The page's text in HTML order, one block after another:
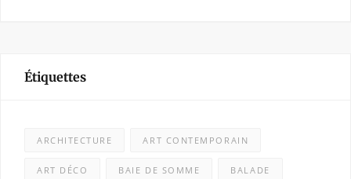
Étiquettes
ARCHITECTURE ART CONTEMPORAIN
ART DÉCO BAIE DE SOMME BALADE